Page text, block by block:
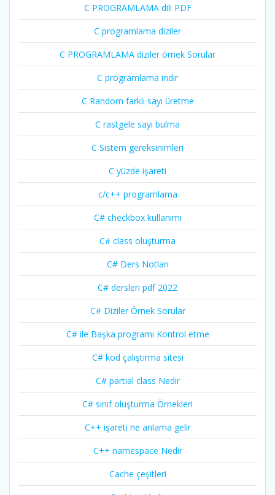
C PROGRAMLAMA dili PDF
C programlama diziler
C PROGRAMLAMA diziler örnek Sorular
C programlama indir
C Random farklı sayı üretme
C rastgele sayı bulma
C Sistem gereksinimleri
C yüzde işareti
c/c++ programlama
C# checkbox kullanımı
C# class oluşturma
C# Ders Notları
C# dersleri pdf 2022
C# Diziler Örnek Sorular
C# ile Başka programı Kontrol etme
C# kod çalıştırma sitesi
C# partial class Nedir
C# sınıf oluşturma Örnekleri
C++ işareti ne anlama gelir
C++ namespace Nedir
Cache çeşitleri